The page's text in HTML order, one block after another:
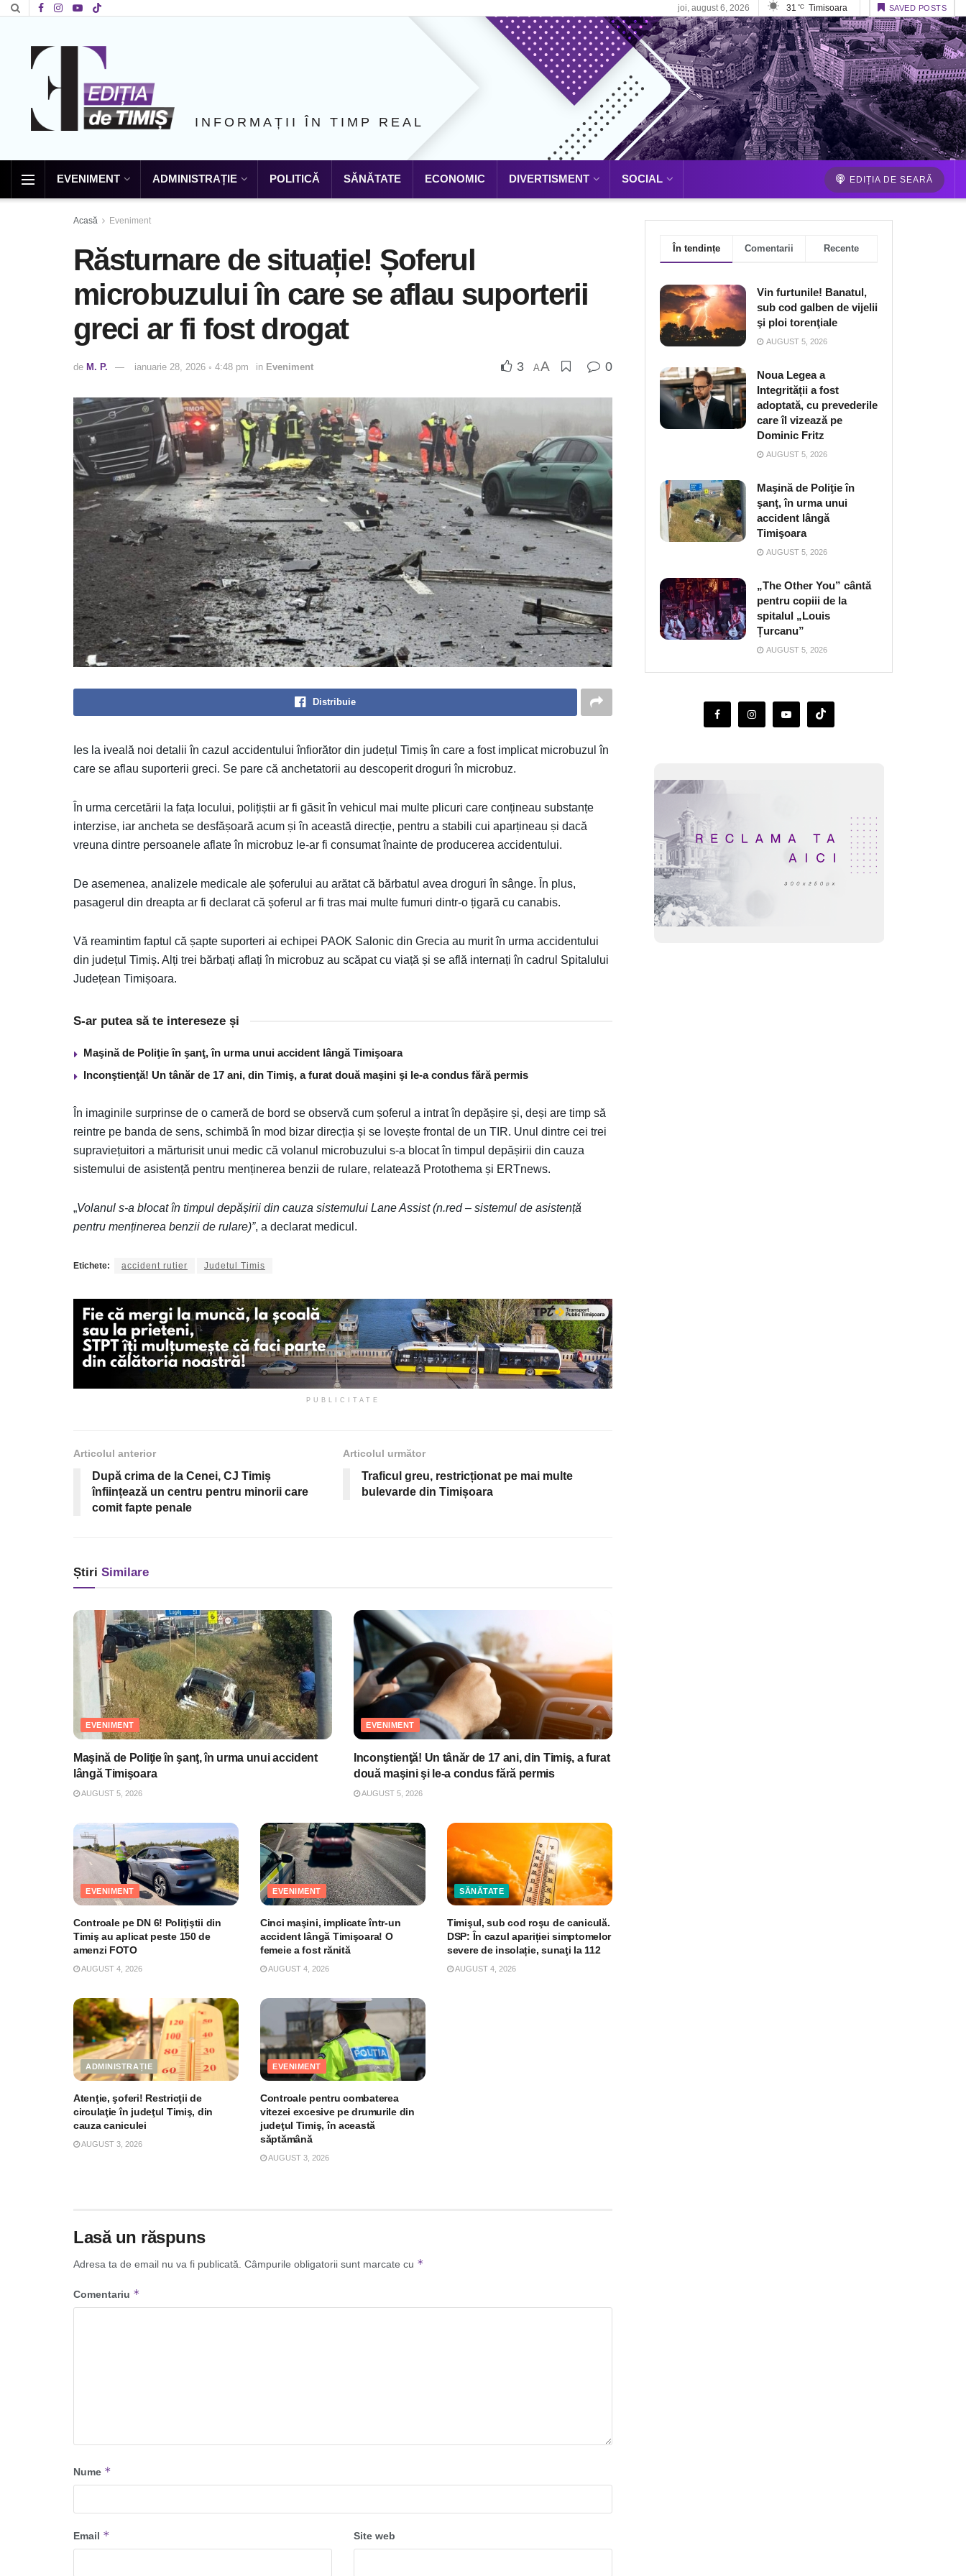
joi, august 6, 2026 31 °C Timisoara SAVED POSTS
INFORMAȚII ÎN TIMP REAL
EVENIMENT ADMINISTRAȚIE POLITICĂ SĂNĂTATE ECONOMIC DIVERTISMENT SOCIAL EDIȚIA DE SEARĂ
Acasă Eveniment
Răsturnare de situație! Șoferul
microbuzului în care se aflau suporterii
greci ar fi fost drogat
de M. P. ianuarie 28, 2026 ◦ 4:48 pm in Eveniment 3 AA 0
Distribuie
Ies la iveală noi detalii în cazul accidentului înfiorător din județul Timiș în care a fost implicat microbuzul în
care se aflau suporterii greci. Se pare că anchetatorii au descoperit droguri în microbuz.
În urma cercetării la fața locului, polițiștii ar fi găsit în vehicul mai multe plicuri care conțineau substanțe
interzise, iar ancheta se desfășoară acum și în această direcție, pentru a stabili cui aparțineau și dacă
vreuna dintre persoanele aflate în microbuz le-ar fi consumat înainte de producerea accidentului.
De asemenea, analizele medicale ale șoferului au arătat că bărbatul avea droguri în sânge. În plus,
pasagerul din dreapta ar fi declarat că șoferul ar fi tras mai multe fumuri dintr-o țigară cu canabis.
Vă reamintim faptul că șapte suporteri ai echipei PAOK Salonic din Grecia au murit în urma accidentului
din județul Timiș. Alți trei bărbați aflați în microbuz au scăpat cu viață și se află internați în cadrul Spitalului
Județean Timișoara.
S-ar putea să te intereseze și
Maşină de Poliţie în şanţ, în urma unui accident lângă Timişoara
Inconştienţă! Un tânăr de 17 ani, din Timiş, a furat două maşini şi le-a condus fără permis
În imaginile surprinse de o cameră de bord se observă cum șoferul a intrat în depășire și, deși are timp să
reintre pe banda de sens, schimbă în mod bizar direcția și se lovește frontal de un TIR. Unul dintre cei trei
supraviețuitori a mărturisit unui medic că volanul microbuzului s-a blocat în timpul depășirii din cauza
sistemului de asistență pentru menținerea benzii de rulare, relatează Protothema și ERTnews.
„Volanul s-a blocat în timpul depășirii din cauza sistemului Lane Assist (n.red – sistemul de asistență
pentru menținerea benzii de rulare)”, a declarat medicul.
Etichete: accident rutier Judetul Timis
PUBLICITATE
Articolul anterior
După crima de la Cenei, CJ Timiș
înființează un centru pentru minorii care
comit fapte penale
Articolul următor
Traficul greu, restricționat pe mai multe
bulevarde din Timișoara
Știri Similare
EVENIMENT
Maşină de Poliţie în şanţ, în urma unui accident
lângă Timişoara
AUGUST 5, 2026
EVENIMENT
Inconştienţă! Un tânăr de 17 ani, din Timiş, a furat
două maşini şi le-a condus fără permis
AUGUST 5, 2026
EVENIMENT
Controale pe DN 6! Poliţiştii din
Timiş au aplicat peste 150 de
amenzi FOTO
AUGUST 4, 2026
EVENIMENT
Cinci maşini, implicate într-un
accident lângă Timişoara! O
femeie a fost rănită
AUGUST 4, 2026
SĂNĂTATE
Timişul, sub cod roşu de caniculă.
DSP: În cazul apariției simptomelor
severe de insolație, sunaţi la 112
AUGUST 4, 2026
ADMINISTRAȚIE
Atenţie, şoferi! Restricţii de
circulaţie în judeţul Timiş, din
cauza caniculei
AUGUST 3, 2026
EVENIMENT
Controale pentru combaterea
vitezei excesive pe drumurile din
judeţul Timiş, în această
săptămână
AUGUST 3, 2026
Lasă un răspuns
Adresa ta de email nu va fi publicată. Câmpurile obligatorii sunt marcate cu *
Comentariu *
Nume *
Email * Site web
În tendințe Comentarii Recente
Vin furtunile! Banatul,
sub cod galben de vijelii
şi ploi torenţiale
AUGUST 5, 2026
Noua Legea a
Integrității a fost
adoptată, cu prevederile
care îl vizează pe
Dominic Fritz
AUGUST 5, 2026
Maşină de Poliţie în
şanţ, în urma unui
accident lângă
Timişoara
AUGUST 5, 2026
„The Other You” cântă
pentru copiii de la
spitalul „Louis
Țurcanu”
AUGUST 5, 2026